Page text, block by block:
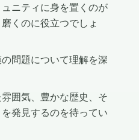
ニティに身を置くのが
くのに役立つでしょ
問題について理解を深
囲気、豊かな歴史、そ
発見するのを待ってい